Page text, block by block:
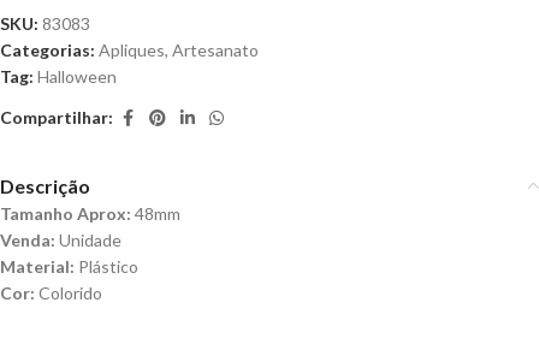
SKU: 83083
Categorias: Apliques, Artesanato
Tag: Halloween
Compartilhar:
Descrição
Tamanho Aprox: 48mm
Venda: Unidade
Material: Plástico
Cor: Colorido